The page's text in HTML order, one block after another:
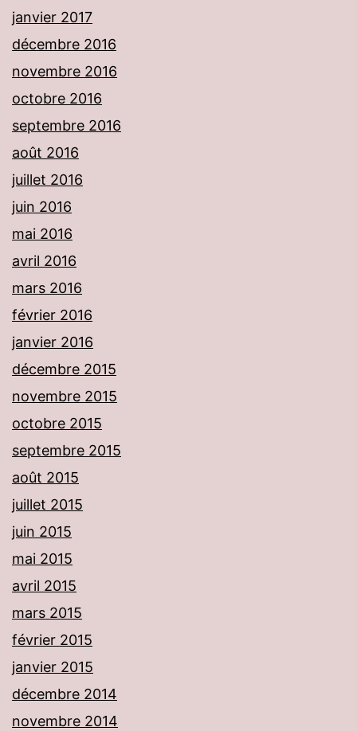
janvier 2017
décembre 2016
novembre 2016
octobre 2016
septembre 2016
août 2016
juillet 2016
juin 2016
mai 2016
avril 2016
mars 2016
février 2016
janvier 2016
décembre 2015
novembre 2015
octobre 2015
septembre 2015
août 2015
juillet 2015
juin 2015
mai 2015
avril 2015
mars 2015
février 2015
janvier 2015
décembre 2014
novembre 2014